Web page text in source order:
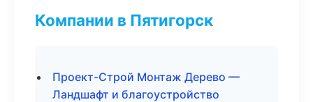
Компании в Пятигорск
Проект-Строй Монтаж Дерево —
Ландшафт и благоустройство